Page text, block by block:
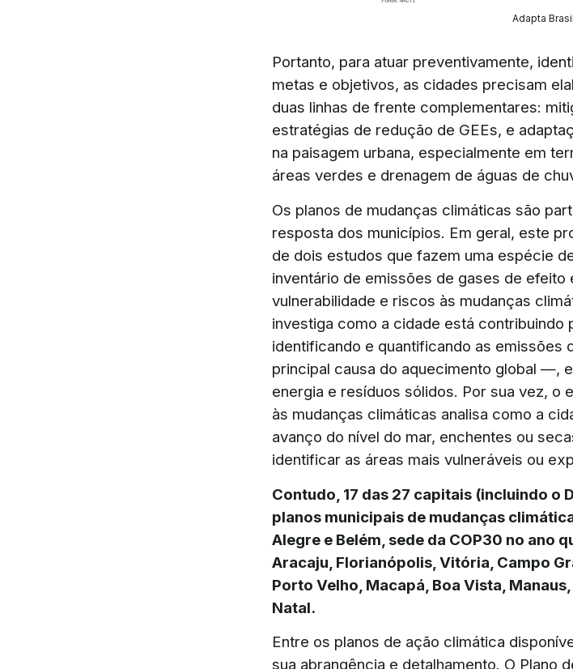
Adapta Brasil
Portanto, para atuar preventivamente,
metas e objetivos, as cidades precisam
duas linhas de frente complementares:
estratégias de redução de GEEs, e
na paisagem urbana, especialmente em
áreas verdes e drenagem de águas de
Os planos de mudanças climáticas são
resposta dos municípios. Em geral, este
de dois estudos que fazem uma espécie
inventário de emissões de gases de efeito
vulnerabilidade e riscos às mudanças
investiga como a cidade está contribuindo
identificando e quantificando as
principal causa do aquecimento global —,
energia e resíduos sólidos. Por sua vez, o
às mudanças climáticas analisa como a
avanço do nível do mar, enchentes ou
identificar as áreas mais vulneráveis ou
Contudo, 17 das 27 capitais (incluindo o
planos municipais de mudanças
Alegre e Belém, sede da COP30 no ano
Aracaju, Florianópolis, Vitória, Campo
Porto Velho, Macapá, Boa Vista,
Natal.
Entre os planos de ação climática
sua abrangência e detalhamento. O Plano